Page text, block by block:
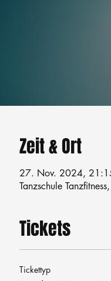
Zeit & Ort
27. Nov. 2024,
Tanzschule
Tickets
Tickettyp